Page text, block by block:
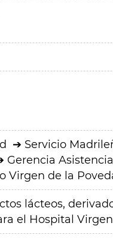
Servicio
Gerencia
Virgen de la
lácteos,
el Hospital